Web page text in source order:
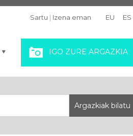
Sartu | Izena eman EU ES
IGO ZURE ARGAZKIA